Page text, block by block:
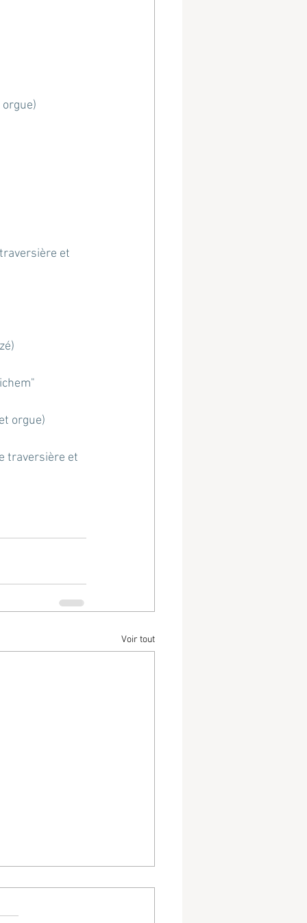
et
orgue)
traversière et
Voir tout